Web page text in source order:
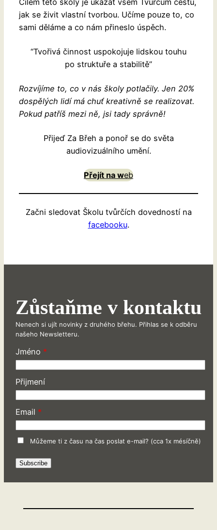
jak se živit vlastní tvorbou. Učíme pouze to, co
sami děláme a co nám přineslo úspěch.
“Tvořivá činnost uspokojuje lidskou touhu
po struktuře a stabilitě”
Rozvíjíme to, co v nás školy potlačily. Jen 20%
dospělých lidí má chuť kreativně se realizovat.
Pokud patříš mezi ně, jsi tady správně!
Přijeď Za Břeh a ponoř se do světa
audiovizuálního umění.
Přejít na web
Začni sledovat Školu tvůrčích dovedností na
facebooku.
Zůstaňme v kontaktu
Nenech si ujít novinky z druhého břehu. Přihlas se k odběru
našeho Newsletteru.
Jméno *
Přijmení
Email *
Můžeme ti z času na čas poslat e-mail? (cca 1x mésíčně)
Subscribe